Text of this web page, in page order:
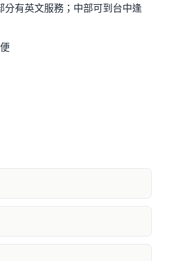
有英文服務；中部可到台中逢